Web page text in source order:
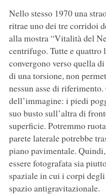
Nello stesso 1970 una
ritrae uno dei tre corridoi
alla mostra “Vitalità del
centrifugo. Tutte e quattro
convergono verso quella
di una torsione, non
nessun asse di
dell’immagine: i piedi
suo busto sull’altra di
superficie. Potremmo
parete laterale potrebbe
piano pavimentale.
essere fotografata sia
spaziale in cui i corpi
spazio antigravitazionale.